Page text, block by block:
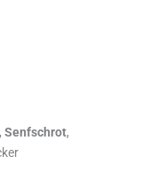
Senfschrot,